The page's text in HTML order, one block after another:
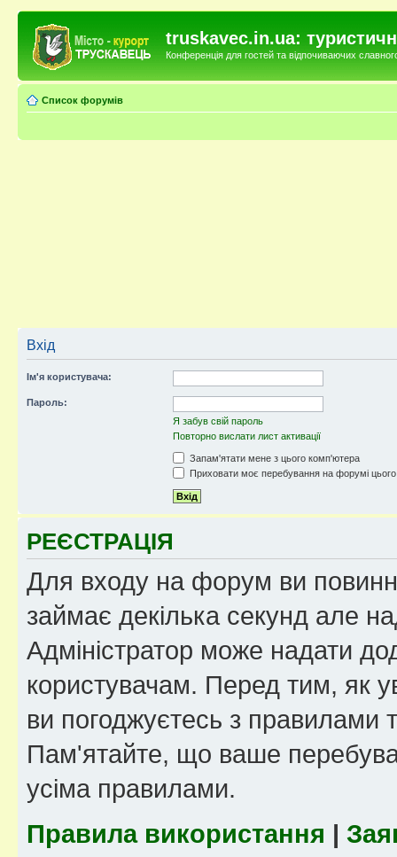
truskavec.in.ua:
Конференція для гостей та відпочиваючих
Список форумів
Вхід
Ім'я користувача:
Пароль:
Я забув свій пароль
Повторно вислати лист активації
Запам'ятати мене з цього комп'ютера
Приховати моє перебування на форумі
РЕЄСТРАЦІЯ
Для входу на форум ви
займає декілька секунд але
Адміністратор може надати
користувачам. Перед тим, як
ви погоджуєтесь з правилами
Пам'ятайте, що ваше
усіма правилами.
Правила використання |